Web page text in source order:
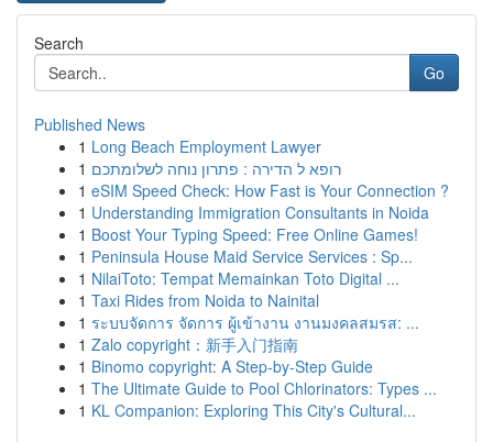
Search
Go
Published News
1 Long Beach Employment Lawyer
1 רופא ל הדירה : פתרון נוחה לשלומתכם
1 eSIM Speed Check: How Fast is Your Connection ?
1 Understanding Immigration Consultants in Noida
1 Boost Your Typing Speed: Free Online Games!
1 Peninsula House Maid Service Services : Sp...
1 NilaiToto: Tempat Memainkan Toto Digital ...
1 Taxi Rides from Noida to Nainital
1 ระบบจัดการ จัดการ ผู้เข้างาน งานมงคลสมรส: ...
1 Zalo copyright：新手入门指南
1 Binomo copyright: A Step-by-Step Guide
1 The Ultimate Guide to Pool Chlorinators: Types ...
1 KL Companion: Exploring This City's Cultural...